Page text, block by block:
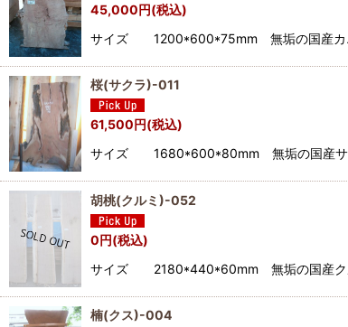
45,000円(税込)
サイズ 1200*600*75mm 無垢の国産カ
桜(サクラ)-011
61,500円(税込)
サイズ 1680*600*80mm 無垢の国産サ
胡桃(クルミ)-052
0円(税込)
サイズ 2180*440*60mm 無垢の国産ク
楠(クス)-004